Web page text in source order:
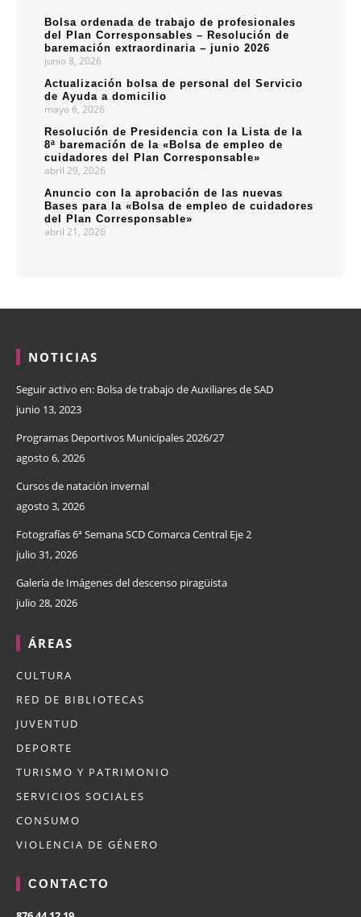
Bolsa ordenada de trabajo de profesionales
del Plan Corresponsables – Resolución de
baremación extraordinaria – junio 2026
junio 8, 2026
Actualización bolsa de personal del Servicio
de Ayuda a domicilio
mayo 6, 2026
Resolución de Presidencia con la Lista de la
8ª baremación de la «Bolsa de empleo de
cuidadores del Plan Corresponsable»
abril 29, 2026
Anuncio con la aprobación de las nuevas
Bases para la «Bolsa de empleo de cuidadores
del Plan Corresponsable»
abril 21, 2026
NOTICIAS
Seguir activo en: Bolsa de trabajo de Auxiliares de SAD
junio 13, 2023
Programas Deportivos Municipales 2026/27
agosto 6, 2026
Cursos de natación invernal
agosto 3, 2026
Fotografías 6ª Semana SCD Comarca Central Eje 2
julio 31, 2026
Galería de Imágenes del descenso piragüista
julio 28, 2026
ÁREAS
CULTURA
RED DE BIBLIOTECAS
JUVENTUD
DEPORTE
TURISMO Y PATRIMONIO
SERVICIOS SOCIALES
CONSUMO
VIOLENCIA DE GÉNERO
CONTACTO